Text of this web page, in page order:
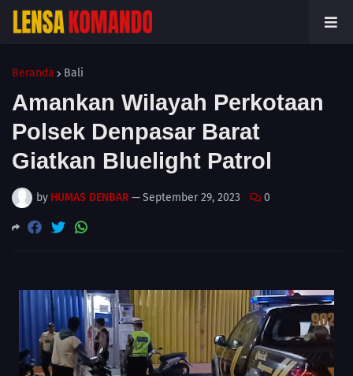
Beranda Bali
Amankan Wilayah Perkotaan
Polsek Denpasar Barat
Giatkan Bluelight Patrol
by HUMAS DENBAR —September 29, 2023 0